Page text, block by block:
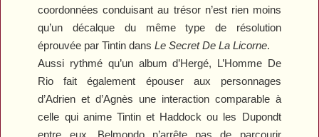
coordonnées conduisant au trésor n’est rien moins
qu’un décalque du même type de résolution
éprouvée par Tintin dansLe Secret De La Licorne.
Aussi rythmé qu’un album d’Hergé, L’Homme De
Rio fait également épouser aux personnages
d’Adrien et d’Agnès une interaction comparable à
celle qui anime Tintin et Haddock ou les Dupondt